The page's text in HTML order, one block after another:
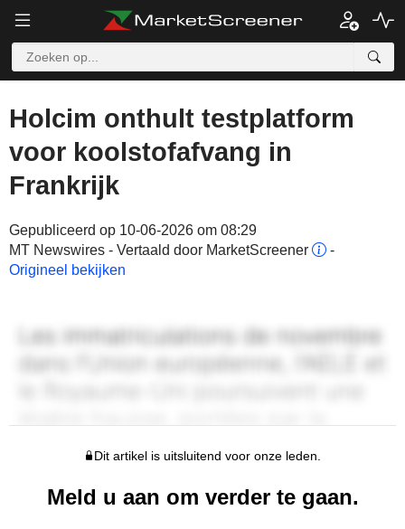
Holcim onthult testplatform
voor koolstofafvang in
Frankrijk
Gepubliceerd op 10-06-2026 om 08:29
MT Newswires - Vertaald door MarketScreener
-
Origineel bekijken
Dit artikel is uitsluitend voor onze leden.
Meld u aan om verder te gaan.